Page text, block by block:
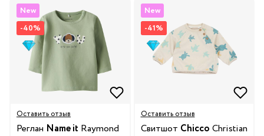
New
-40%
Оставить отзыв
Реглан Name it Raymond
New
-41%
Оставить отзыв
Свитшот Chicco Christian